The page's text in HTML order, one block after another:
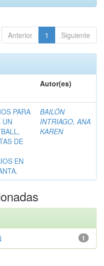
Anterior 1 Siguiente
Autor(es)
PARA
UN
DE
EN
BAILÓN
INTRIAGO, ANA
KAREN
1